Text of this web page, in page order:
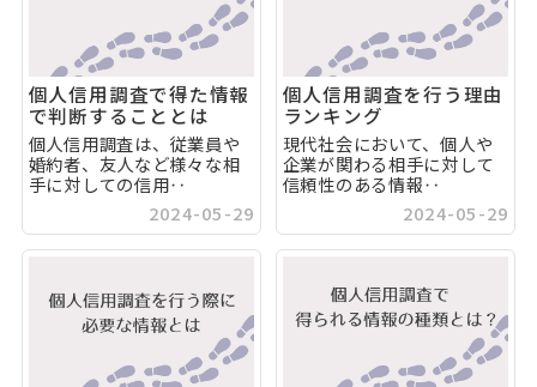
個人信用調査で得た情報
で判断することとは
個人信用調査は、従業員や
婚約者、友人など様々な相
手に対しての信用‥
2024-05-29
個人信用調査を行う理由
ランキング
現代社会において、個人や
企業が関わる相手に対して
信頼性のある情報‥
2024-05-29